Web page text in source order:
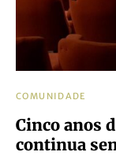
COMUNIDADE
Cinco anos
continua